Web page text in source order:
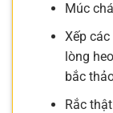
Múc
Xếp
lòng
bắc
Rắc